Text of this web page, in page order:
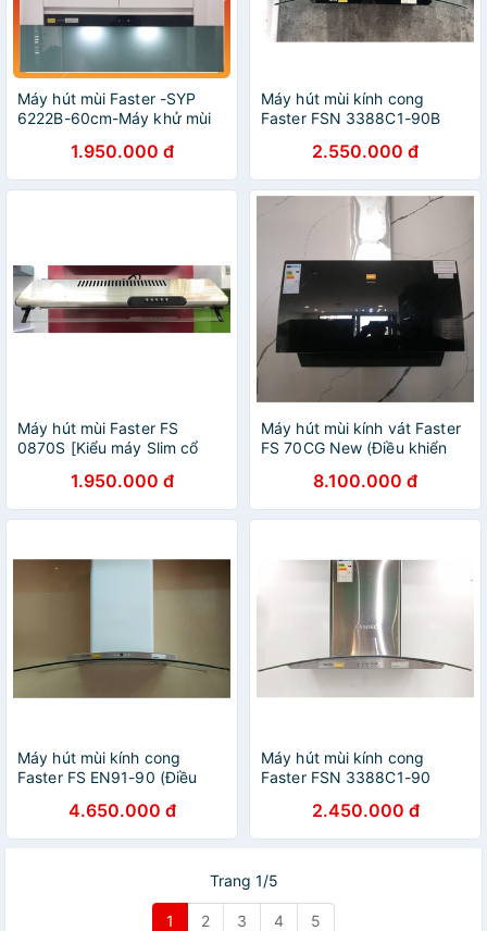
Máy hút mùi Faster -SYP
6222B-60cm-Máy khử mùi
bền,khoẻ,êm-hàng chính
hãng-bảo hành 24 tháng
1.950.000 đ
Máy hút mùi kính cong
Faster FSN 3388C1-90B
Chính Hãng 24 Tháng)
2.550.000 đ
Máy hút mùi Faster FS
0870S [Kiểu máy Slim cổ
Chính Hãng 24 tháng]
1.950.000 đ
Máy hút mùi kính vát Faster
FS 70CG New (Điều khiển
mở kính, Hẹn giờ tắt, Bảo
Hành 2 Năm)
8.100.000 đ
Máy hút mùi kính cong
Faster FS EN91-90 (Điều
khỏe, Hút êm, Bảo Hành
Chính Hãng 2 Năm)
4.650.000 đ
Máy hút mùi kính cong
Faster FSN 3388C1-90
Chính Hãng 24 tháng)
2.450.000 đ
Trang 1/5
1 2 3 4 5